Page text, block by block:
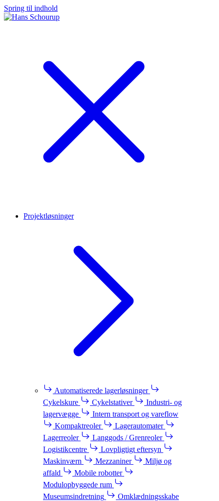
Spring til indhold
Projektløsninger
Automatiserede lagerløsninger
Cykelskure
Cykelstativer
Industri- og
lagervægge
Intern transport og vareflow
Kompaktreoler
Lagerautomater
Lagerreoler
Langgods / Grenreoler
Logistikcentre
Lovpligtigt eftersyn
Maskinværn
Mezzaniner
Miljø og
affald
Mobile robotter
Modulopbyggede rum
Museumsindretning
Omklædningsskabe